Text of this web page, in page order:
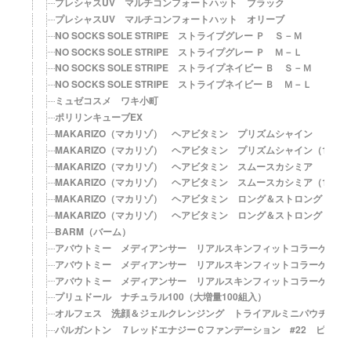
プレシャスUV マルチコンフォートハット オリーブ
NO SOCKS SOLE STRIPE ストライプグレー Ｐ Ｓ－Ｍ
NO SOCKS SOLE STRIPE ストライプグレー Ｐ Ｍ－Ｌ
NO SOCKS SOLE STRIPE ストライプネイビー Ｂ Ｓ－Ｍ
NO SOCKS SOLE STRIPE ストライプネイビー Ｂ Ｍ－Ｌ
ミュゼコスメ ワキ小町
ポリリンキューブEX
MAKARIZO（マカリゾ） ヘアビタミン プリズムシャイン
MAKARIZO（マカリゾ） ヘアビタミン プリズムシャイン（12パ
MAKARIZO（マカリゾ） ヘアビタミン スムースカシミア
MAKARIZO（マカリゾ） ヘアビタミン スムースカシミア（12パ
MAKARIZO（マカリゾ） ヘアビタミン ロング＆ストロング
MAKARIZO（マカリゾ） ヘアビタミン ロング＆ストロング（12
BARM（バーム）
アバウトミー メディアンサー リアルスキンフィットコラーゲン
アバウトミー メディアンサー リアルスキンフィットコラーゲン
アバウトミー メディアンサー リアルスキンフィットコラーゲン
プリュドール ナチュラル100（大増量100組入）
オルフェス 洗顔＆ジェルクレンジング トライアルミニパウチ
パルガントン ７レッドエナジーＣファンデーション #22 ピンク